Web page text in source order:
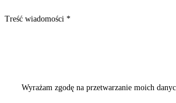
Treść wiadomości *
Wyrażam zgodę na przetwarzanie moich